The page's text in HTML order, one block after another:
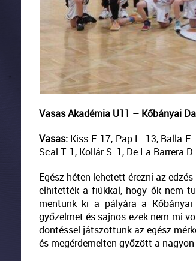
Vasas Akadémia U11 – Kőbányai
Vasas: Kiss F. 17, Pap L. 13, Balla
Scal T. 1, Kollár S. 1, De La Barrera
Egész héten lehetett érezni az
elhitették a fiúkkal, hogy ők nem
mentünk ki a pályára a
győzelmet és sajnos ezek nem mi
döntéssel játszottunk az egész
és megérdemelten győzött a